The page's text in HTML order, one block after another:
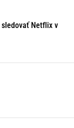
sledovať Netflix v